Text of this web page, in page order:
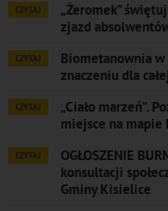
CZYTAJ
„Żeromek”
zjazd
CZYTAJ
Biometanownia
znaczeniu dla
CZYTAJ
„Ciało marzeń”.
miejsce na mapie
CZYTAJ
OGŁOSZENIE
konsultacji
Gminy Kisielice